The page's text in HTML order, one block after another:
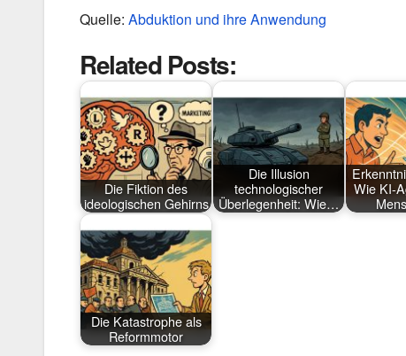
Quelle: Abduktion und ihre Anwendung
Related Posts:
Die Fiktion des
ideologischen Gehirns
Die Illusion
technologischer
Überlegenheit: Wie…
Wie KI-
Die Katastrophe als
Reformmotor